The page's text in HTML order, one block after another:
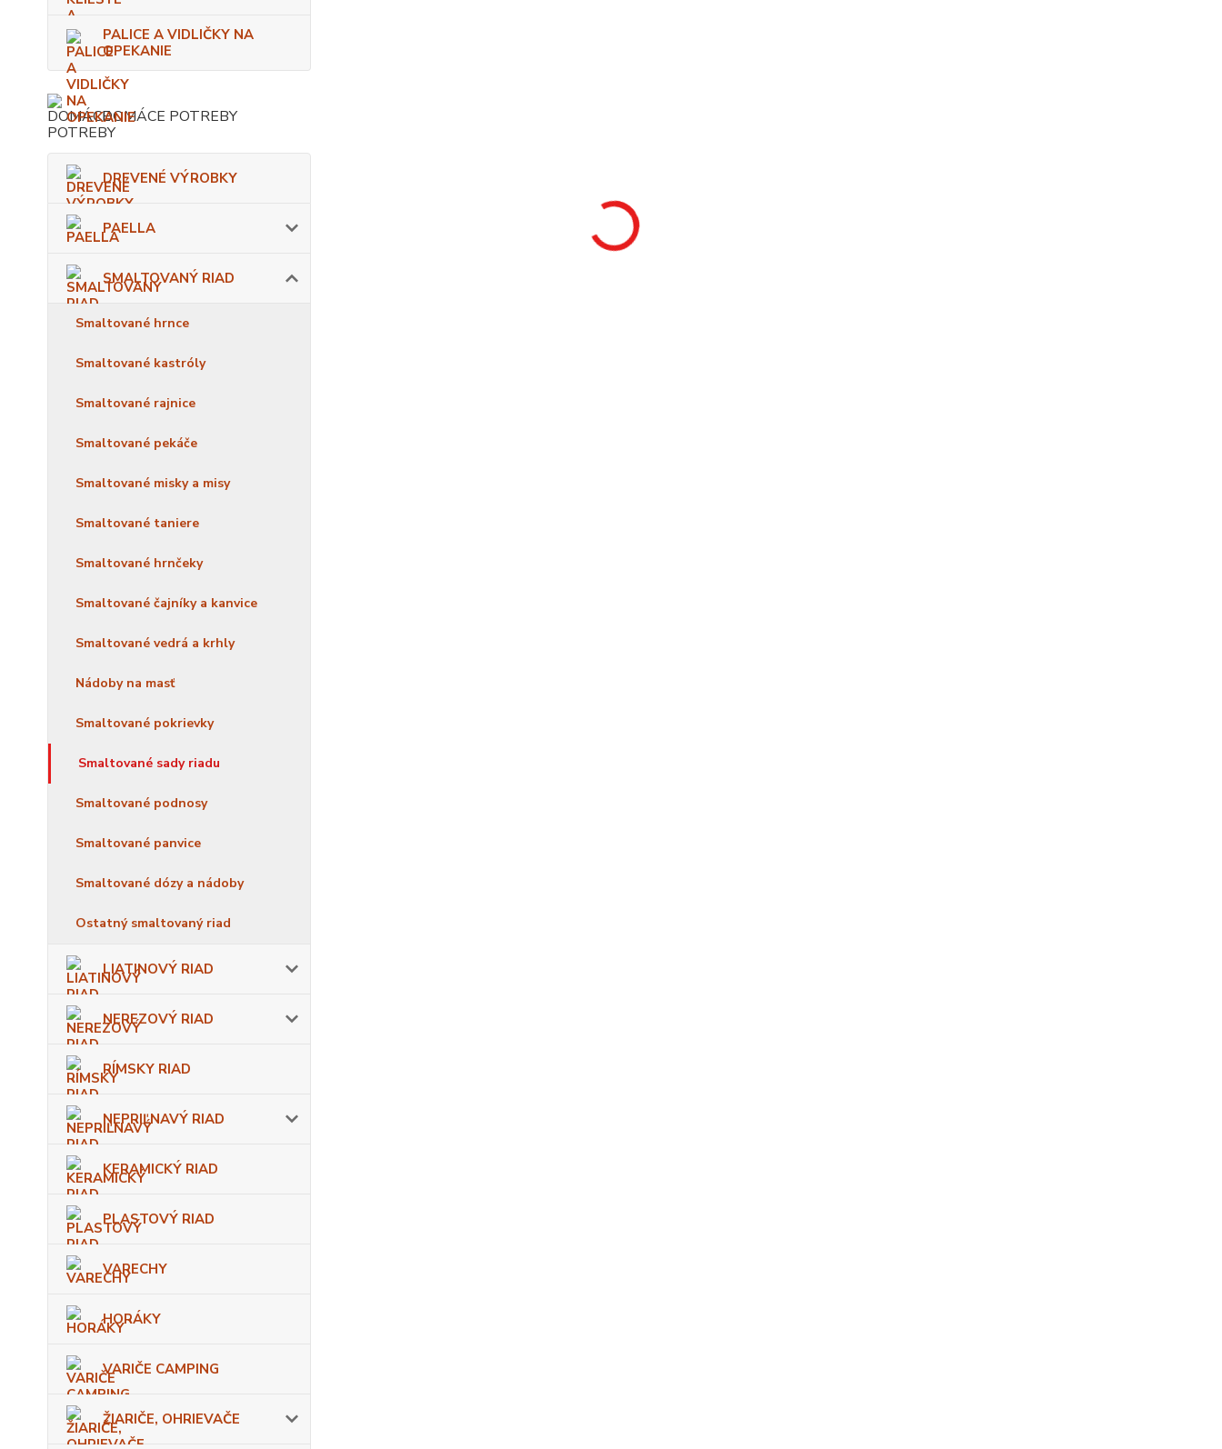
PALICE A VIDLIČKY NA
OPEKANIE
DOMÁCE POTREBY
DREVENÉ VÝROBKY
PAELLA
SMALTOVANÝ RIAD
Smaltované hrnce
Smaltované kastróly
Smaltované rajnice
Smaltované pekáče
Smaltované misky a misy
Smaltované taniere
Smaltované hrnčeky
Smaltované čajníky a kanvice
Smaltované vedrá a krhly
Nádoby na masť
Smaltované pokrievky
Smaltované sady riadu
Smaltované podnosy
Smaltované panvice
Smaltované dózy a nádoby
Ostatný smaltovaný riad
LIATINOVÝ RIAD
NEREZOVÝ RIAD
RÍMSKY RIAD
NEPRIĽNAVÝ RIAD
KERAMICKÝ RIAD
PLASTOVÝ RIAD
VARECHY
HORÁKY
VARIČE CAMPING
ŽIARIČE, OHRIEVAČE